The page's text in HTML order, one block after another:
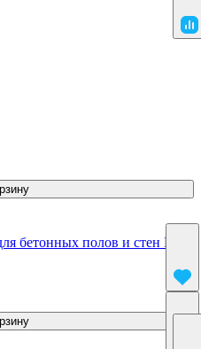
бетонных полов и стен F-